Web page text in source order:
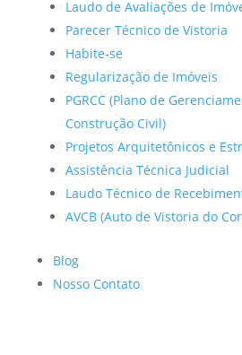
Laudo de Avaliações de
Parecer Técnico de Vistoria
Habite-se
Regularização de Imóveis
PGRCC (Plano de
Construção Civil)
Projetos Arquitetônicos e
Assistência Técnica Judicial
Laudo Técnico de
AVCB (Auto de Vistoria do
Blog
Nosso Contato